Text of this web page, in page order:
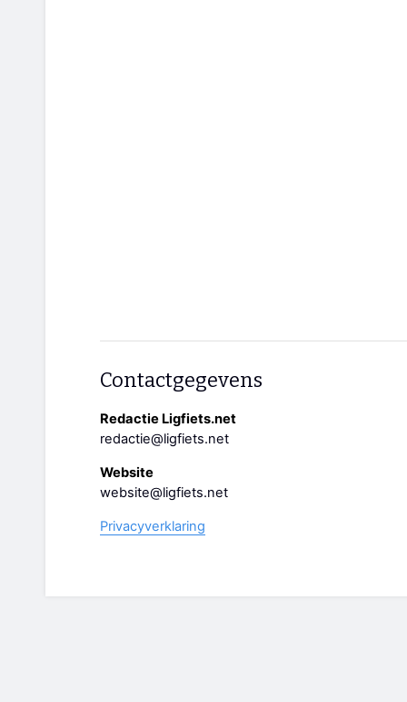
Contactgegevens
Redactie Ligfiets.net
redactie@ligfiets.net
Website
website@ligfiets.net
Privacyverklaring